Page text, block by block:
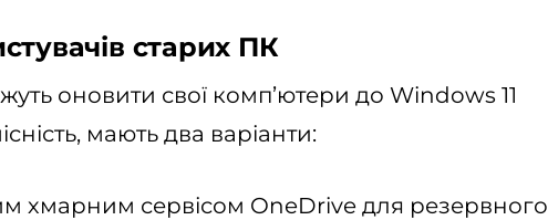
старих ПК
оновити свої комп’ютери до Windows 11
мають два варіанти:
хмарним сервісом OneDrive для резервного